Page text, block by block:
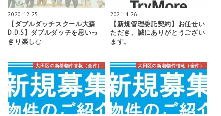
2020.12.25
【ダブルダッチスクール大森
D.D.S】ダブルダッチを思いっ
きり楽しむ
2021.4.26
【新規管理委託契約】お任せい
ただき、誠にありがとうござい
ます。
大田区の新着物件情報（全件） 大田区の新着物件情報（全件）